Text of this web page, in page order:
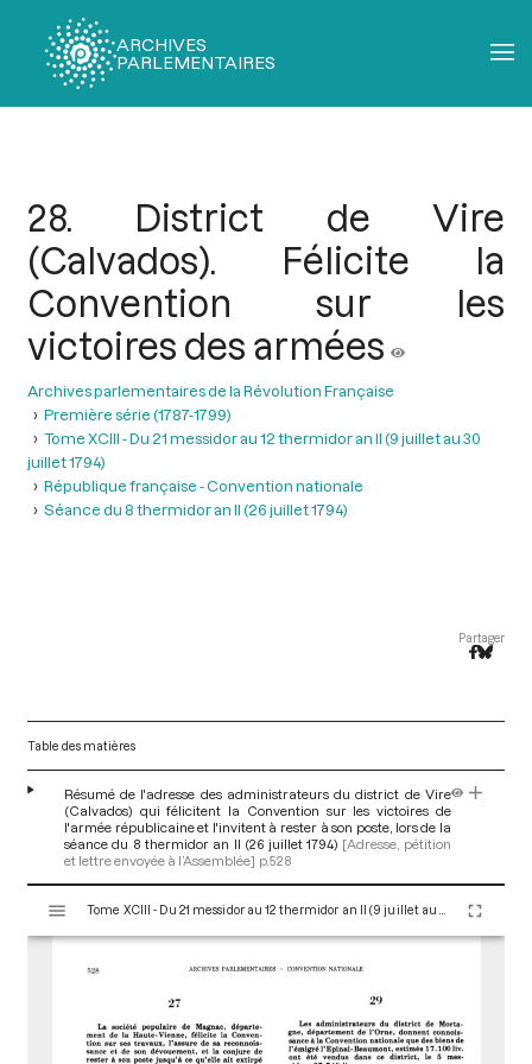
ARCHIVES
PARLEMENTAIRES
28. District de Vire
(Calvados). Félicite la
Convention sur les
victoires des armées
Archives parlementaires de la Révolution Française
Première série (1787-1799)
Tome XCIII - Du 21 messidor au 12 thermidor an II (9 juillet au 30
juillet 1794)
République française - Convention nationale
Séance du 8 thermidor an II (26 juillet 1794)
Partager
Table des matières
Résumé de l'adresse des administrateurs du district de Vire
(Calvados) qui félicitent la Convention sur les victoires de
l'armée républicaine et l'invitent à rester à son poste, lors de la
séance du 8 thermidor an II (26 juillet 1794) [Adresse, pétition
et lettre envoyée à l’Assemblée] p.528
s